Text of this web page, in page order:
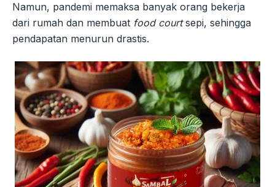
Namun, pandemi memaksa banyak orang bekerja
dari rumah dan membuat food courtsepi, sehingga
pendapatan menurun drastis.